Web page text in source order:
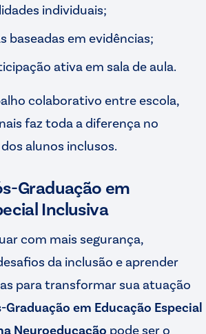
individuais;
baseadas em evidências;
ativa em sala de aula.
colaborativo entre escola,
faz toda a diferença no
alunos inclusos.
Graduação em
Inclusiva
com mais segurança,
da inclusão e aprender
para transformar sua atuação
Graduação em Educação Especial
Neuroeducação pode ser o